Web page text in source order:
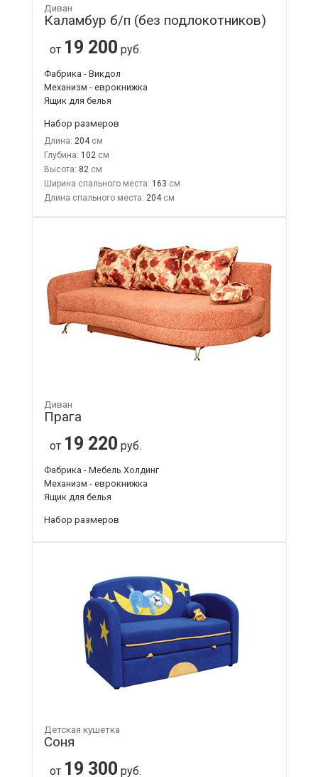
Диван
Каламбур б/п (без подлокотников)
от 19 200 руб.
Фабрика - Викдол
Механизм - еврокнижка
Ящик для белья
Набор размеров
Длина: 204
Глубина: 102
Высота: 82
Ширина спального места: 163
Длина спального места: 204
Диван
Прага
от 19 220 руб.
Фабрика - Мебель Холдинг
Механизм - еврокнижка
Ящик для белья
Набор размеров
Детская кушетка
Соня
от 19 300 руб.